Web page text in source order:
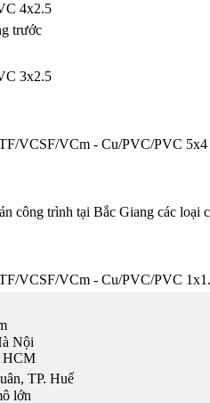
4x2.5
trước
3x2.5
VCSF/VCm - Cu/PVC/PVC 5x4
công trình tại Bắc Giang các
VCSF/VCm - Cu/PVC/PVC
Nội
HCM
TP. Huế
lớn